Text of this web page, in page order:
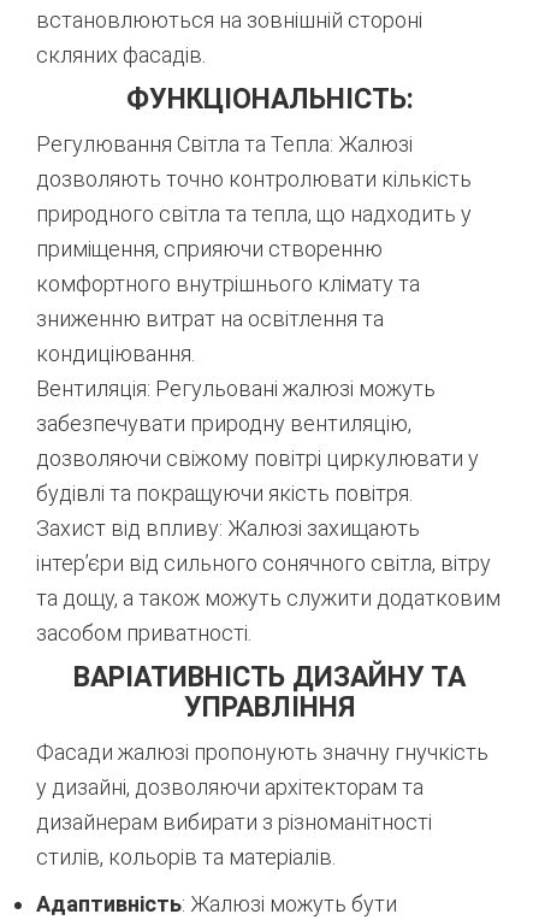
встановлюються на зовнішній стороні
скляних фасадів.
ФУНКЦІОНАЛЬНІСТЬ:
Регулювання Світла та Тепла: Жалюзі
дозволяють точно контролювати кількість
природного світла та тепла, що надходить у
приміщення, сприяючи створенню
комфортного внутрішнього клімату та
зниженню витрат на освітлення та
кондиціювання.
Вентиляція: Регульовані жалюзі можуть
забезпечувати природну вентиляцію,
дозволяючи свіжому повітрі циркулювати у
будівлі та покращуючи якість повітря.
Захист від впливу: Жалюзі захищають
інтер’єри від сильного сонячного світла, вітру
та дощу, а також можуть служити додатковим
засобом приватності.
ВАРІАТИВНІСТЬ ДИЗАЙНУ ТА
УПРАВЛІННЯ
Фасади жалюзі пропонують значну гнучкість
у дизайні, дозволяючи архітекторам та
дизайнерам вибирати з різноманітності
стилів, кольорів та матеріалів.
Адаптивність: Жалюзі можуть бути